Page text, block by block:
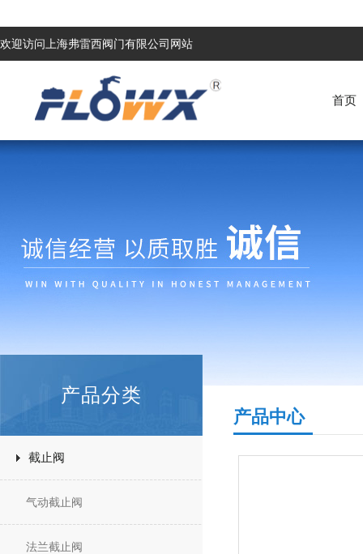
欢迎访问上海弗雷西阀门有限公司网站
首页
产品分类
截止阀
气动截止阀
法兰截止阀
产品中心